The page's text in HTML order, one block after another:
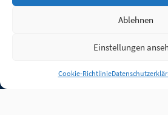
Ablehnen
Einstellungen
Cookie-Richtlinie
Anmelden
Jobs Partner FAQ